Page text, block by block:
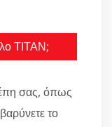
ΤΙΤΑΝ;
σας, όπως
το